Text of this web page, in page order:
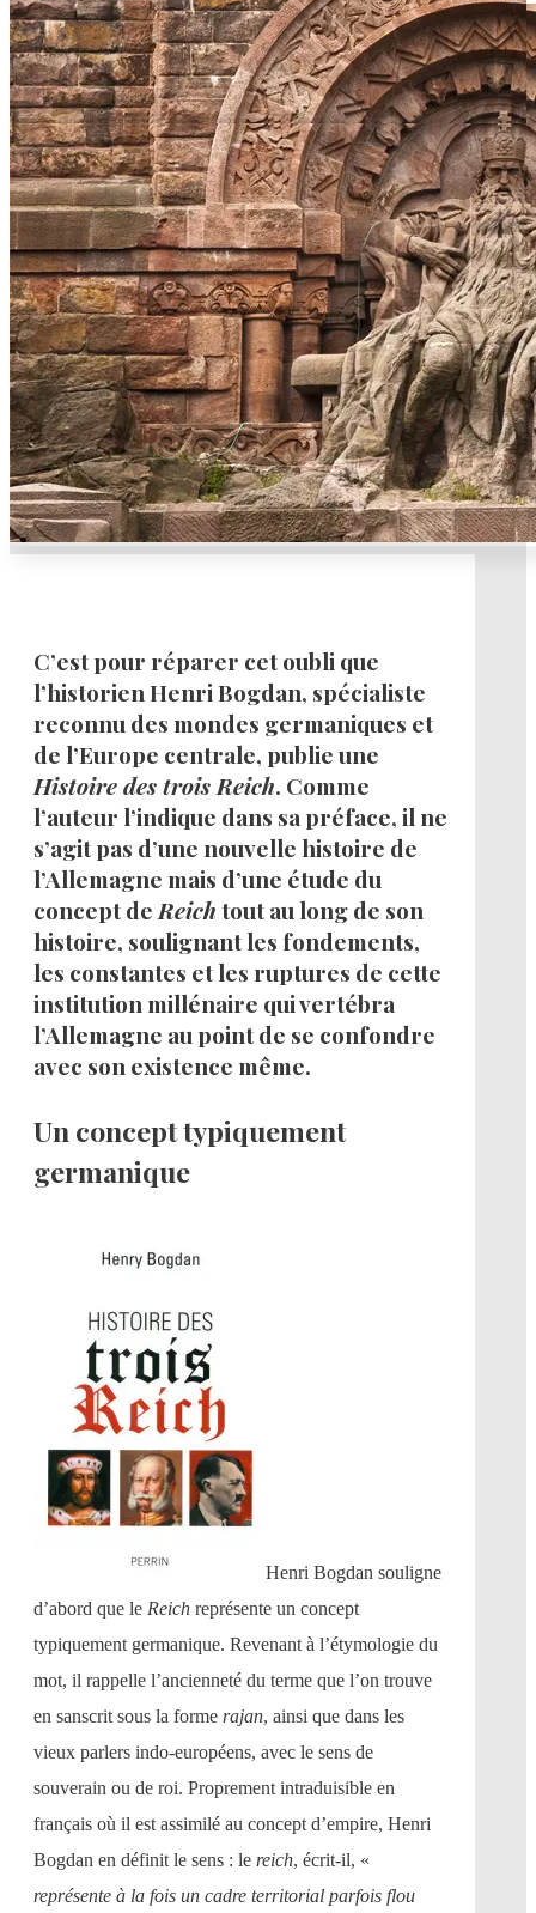
C’est pour réparer cet oubli que
l’historien Henri Bogdan, spécialiste
reconnu des mondes germaniques et
de l’Europe centrale, publie une
Histoire des trois Reich. Comme
l’auteur l’indique dans sa préface, il ne
s’agit pas d’une nouvelle histoire de
l’Allemagne mais d’une étude du
concept de Reichtout au long de son
histoire, soulignant les fondements,
les constantes et les ruptures de cette
institution millénaire qui vertébra
l’Allemagne au point de se confondre
avec son existence même.
Un concept typiquement
germanique
Henri Bogdan souligne
d’abord que le Reich représente un concept
typiquement germanique. Revenant à l’étymologie du
mot, il rappelle l’ancienneté du terme que l’on trouve
en sanscrit sous la forme rajan, ainsi que dans les
vieux parlers indo-européens, avec le sens de
souverain ou de roi. Proprement intraduisible en
français où il est assimilé au concept d’empire, Henri
Bogdan en définit le sens : le reich, écrit-il, «
représente à la fois un cadre territorial parfois flou